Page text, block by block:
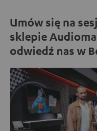
Umów się na
sklepie
odwiedź nas w